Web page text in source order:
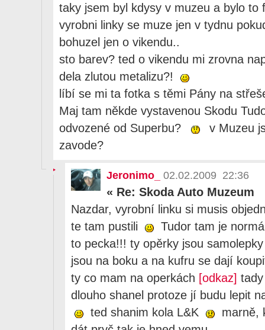
taky jsem byl kdysy v muzeu a bylo to
vyrobni linky se muze jen v tydnu
bohuzel jen o vikendu..
sto barev? ted o vikendu mi zrovna
dela zlutou metalizu?!
líbí se mi ta fotka s těmi Pány na
Maj tam někde vystavenou Skodu
odvozené od Superbu?
v Muzeu
zavode?
Jeronimo_ 02.02.2009 22:36
« Re: Skoda Auto Muzeum
Nazdar, vyrobní linku si musis
te tam pustili
Tudor tam je
to pecka!!! ty opěrky jsou
jsou na boku a na kufru se dají
ty co mam na operkách [odkaz]
dlouho shanel protoze jí budu lepit
ted shanim kola L&K
marně,